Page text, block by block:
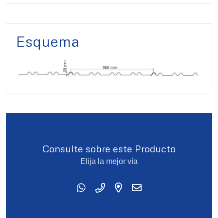
Esquema
Consulte sobre este Producto
Elija la mejor vía